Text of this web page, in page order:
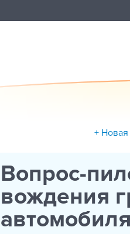
+ Новая
Вопрос-
вождения